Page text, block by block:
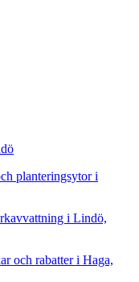
planteringsytor i
i Lindö,
och rabatter i Haga,